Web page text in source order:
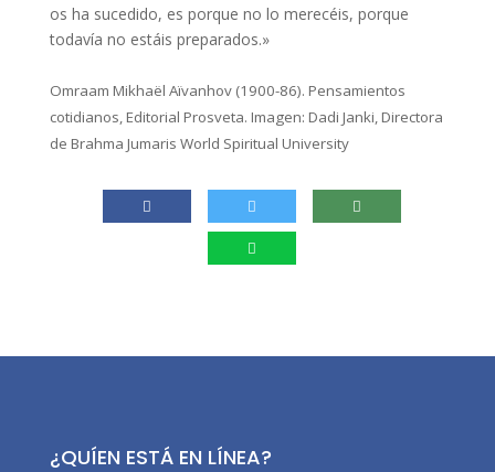
os ha sucedido, es porque no lo merecéis, porque
todavía no estáis preparados.»
Omraam Mikhaël Aïvanhov (1900-86). Pensamientos
cotidianos, Editorial Prosveta. Imagen: Dadi Janki, Directora
de Brahma Jumaris World Spiritual University
¿QUÍEN ESTÁ EN LÍNEA?